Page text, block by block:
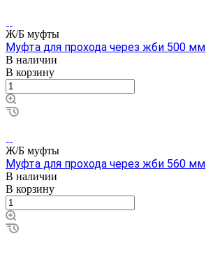
Ж/Б муфты
Муфта для прохода через жби 500 мм
В наличии
В корзину
Ж/Б муфты
Муфта для прохода через жби 560 мм
В наличии
В корзину